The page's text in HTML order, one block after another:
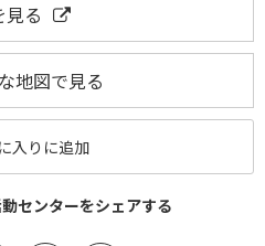
見る
地図で見る
入りに追加
センターをシェアする